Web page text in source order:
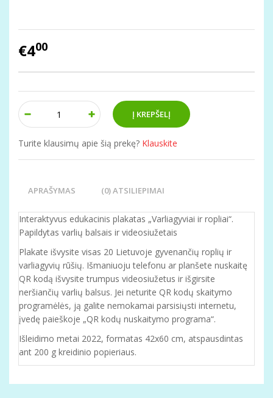
€400
Turite klausimų apie šią prekę? Klauskite
APRAŠYMAS (0) ATSILIEPIMAI
Interaktyvus edukacinis plakatas „Varliagyviai ir ropliai“.
Papildytas varlių balsais ir videosiužetais
Plakate išvysite visas 20 Lietuvoje gyvenančių roplių ir
varliagyvių rūšių. Išmaniuoju telefonu ar planšete nuskaitę
QR kodą išvysite trumpus videosiužetus ir išgirsite
neršiančių varlių balsus. Jei neturite QR kodų skaitymo
programėlės, ją galite nemokamai parsisiųsti internetu,
įvedę paieškoje „QR kodų nuskaitymo programa“.
Išleidimo metai 2022, formatas 42x60 cm, atspausdintas
ant 200 g kreidinio popieriaus.